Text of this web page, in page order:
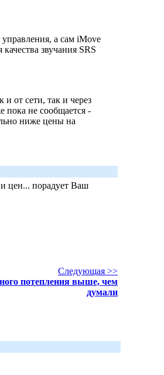
а сам iMove
звучания SRS
от сети, так и через
пока не сообщается -
ниже цены на
цен... порадует Ваш
Следующая >>
потепления выше, чем
думали